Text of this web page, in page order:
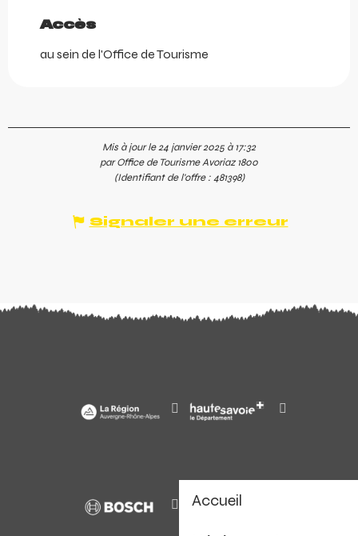
Accueil
Accès
Accès
au sein de l'Office de Tourisme
Mis à jour le 24 janvier 2025 à 17:32
par Office de Tourisme Avoriaz 1800
(Identifiant de l'offre :481398)
Signaler une erreur